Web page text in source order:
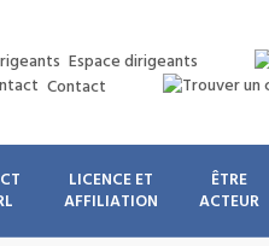
Espace dirigeants
Contact
LICENCE ET
AFFILIATION
ÊTRE
ACTEUR